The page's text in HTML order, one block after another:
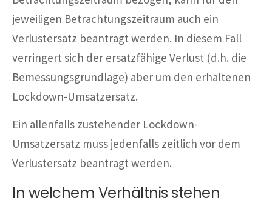
jeweiligen Betrachtungszeitraum auch ein
Verlustersatz beantragt werden. In diesem Fall
verringert sich der ersatzfähige Verlust (d.h. die
Bemessungsgrundlage) aber um den erhaltenen
Lockdown-Umsatzersatz.
Ein allenfalls zustehender Lockdown-
Umsatzersatz muss jedenfalls zeitlich vor dem
Verlustersatz beantragt werden.
In welchem Verhältnis stehen